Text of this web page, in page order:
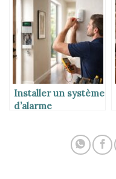
Installer un système
d’alarme